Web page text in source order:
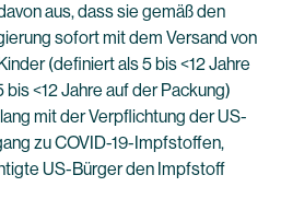
aus, dass sie gemäß den
sofort mit dem Versand von
(definiert als 5 bis <12 Jahre
<12 Jahre auf der Packung)
mit der Verpflichtung der US-
zu COVID-19-Impfstoffen,
US-Bürger den Impfstoff